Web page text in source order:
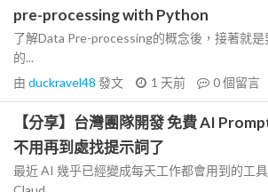
pre-processing with Python
了解Data Pre-processing的概念後，接著就
的...
由 duckravel48 發文 1 天前 0個留言
【分享】台灣團隊開發 免費 AI
不用再到處找提示詞了
最近 AI 幾乎已經變成每天工作都會用到的工